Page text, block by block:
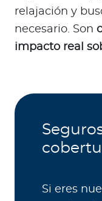
relajación y
necesario. Son
impacto real
Si eres